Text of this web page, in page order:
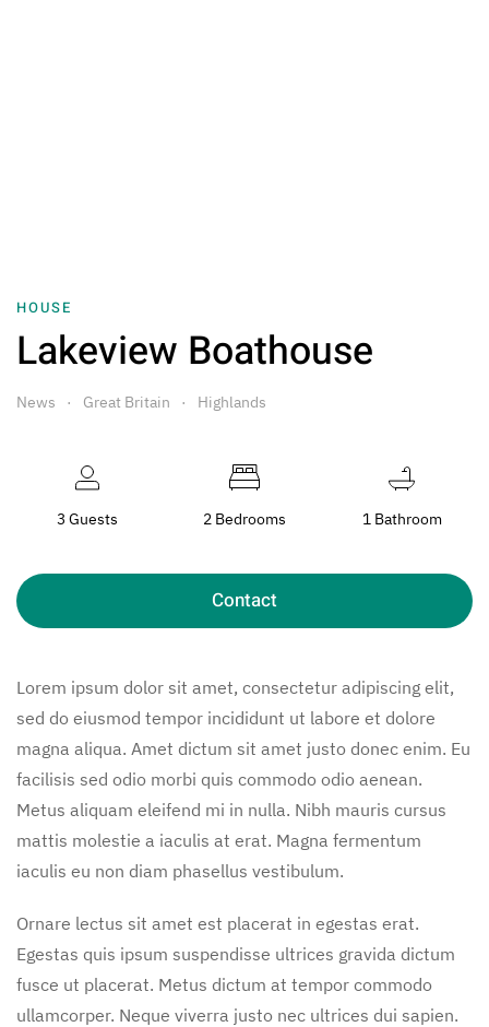
HOUSE
Lakeview Boathouse
News Great Britain Highlands
3 Guests 2 Bedrooms 1 Bathroom
Contact
Lorem ipsum dolor sit amet, consectetur adipiscing elit,
sed do eiusmod tempor incididunt ut labore et dolore
magna aliqua. Amet dictum sit amet justo donec enim. Eu
facilisis sed odio morbi quis commodo odio aenean.
Metus aliquam eleifend mi in nulla. Nibh mauris cursus
mattis molestie a iaculis at erat. Magna fermentum
iaculis eu non diam phasellus vestibulum.
Ornare lectus sit amet est placerat in egestas erat.
Egestas quis ipsum suspendisse ultrices gravida dictum
fusce ut placerat. Metus dictum at tempor commodo
ullamcorper. Neque viverra justo nec ultrices dui sapien.